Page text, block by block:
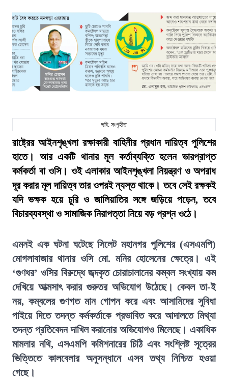
ছবি: সংগৃহীত
রাষ্ট্রের আইনশৃঙ্খলা রক্ষাকারী বাহিনীর প্রধান দায়িত্ব পুলিশের
হাতে। আর একটি থানার মূল কর্তাব্যক্তি হলেন ভারপ্রাপ্ত
কর্মকর্তা বা ওসি। ওই এলাকার আইনশৃঙ্খলা নিয়ন্ত্রণ ও অপরাধ
দূর করার মূল দায়িত্ব তার ওপরই ন্যস্ত থাকে। তবে সেই রক্ষকই
যদি ভক্ষক হয়ে চুরি ও জালিয়াতির সঙ্গে জড়িয়ে পড়েন, তবে
বিচারব্যবস্থা ও সামাজিক নিরাপত্তা নিয়ে বড় প্রশ্ন ওঠে।
এমনই এক ঘটনা ঘটেছে সিলেট মহানগর পুলিশের (এসএমপি)
মোগলাবাজার থানার ওসি মো. মনির হোসেনের ক্ষেত্রে। এই
‘গুণধর’ ওসির বিরুদ্ধে জব্দকৃত চোরাচালানের কম্বল সংখ্যায় কম
দেখিয়ে আত্মসাৎ করার গুরুতর অভিযোগ উঠেছে। কেবল তা-ই
নয়, কম্বলের গুণগত মান গোপন করে এবং আসামিদের সুবিধা
পাইয়ে দিতে তদন্ত কর্মকর্তাকে প্রভাবিত করে আদালতে মিথ্যা
তদন্ত প্রতিবেদন দাখিল করানোর অভিযোগও মিলেছে। একাধিক
মামলার নথি, এসএমপি কমিশনারের চিঠি এবং সংশ্লিষ্ট সূত্রের
ভিত্তিতে কালবেলার অনুসন্ধানে এসব তথ্য নিশ্চিত হওয়া
গেছে।